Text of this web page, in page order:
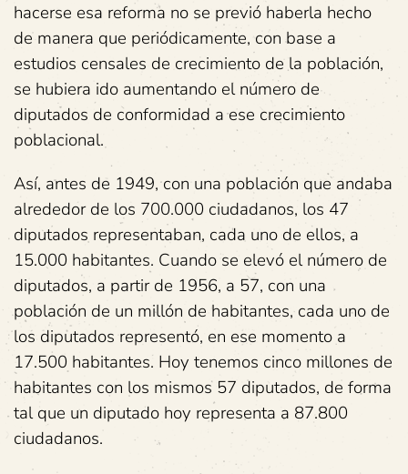
hacerse esa reforma no se previó haberla hecho
de manera que periódicamente, con base a
estudios censales de crecimiento de la población,
se hubiera ido aumentando el número de
diputados de conformidad a ese crecimiento
poblacional.
Así, antes de 1949, con una población que andaba
alrededor de los 700.000 ciudadanos, los 47
diputados representaban, cada uno de ellos, a
15.000 habitantes. Cuando se elevó el número de
diputados, a partir de 1956, a 57, con una
población de un millón de habitantes, cada uno de
los diputados representó, en ese momento a
17.500 habitantes. Hoy tenemos cinco millones de
habitantes con los mismos 57 diputados, de forma
tal que un diputado hoy representa a 87.800
ciudadanos.